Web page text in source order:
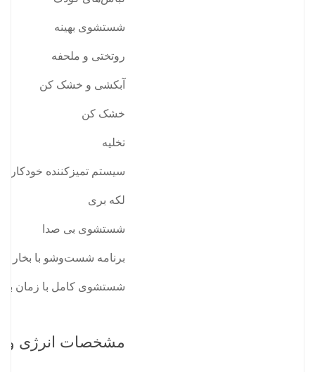
شستشوی بهینه
روتختی و ملحفه
آبکشی و خشک کن
خشک کن
تخلیه
سیستم تمیز‌کننده خودکار
لکه بری
شستشوی بی صدا
برنامه شست‌وشو با بخار
شستشوی کامل با زمان
مشخصات انرژی و